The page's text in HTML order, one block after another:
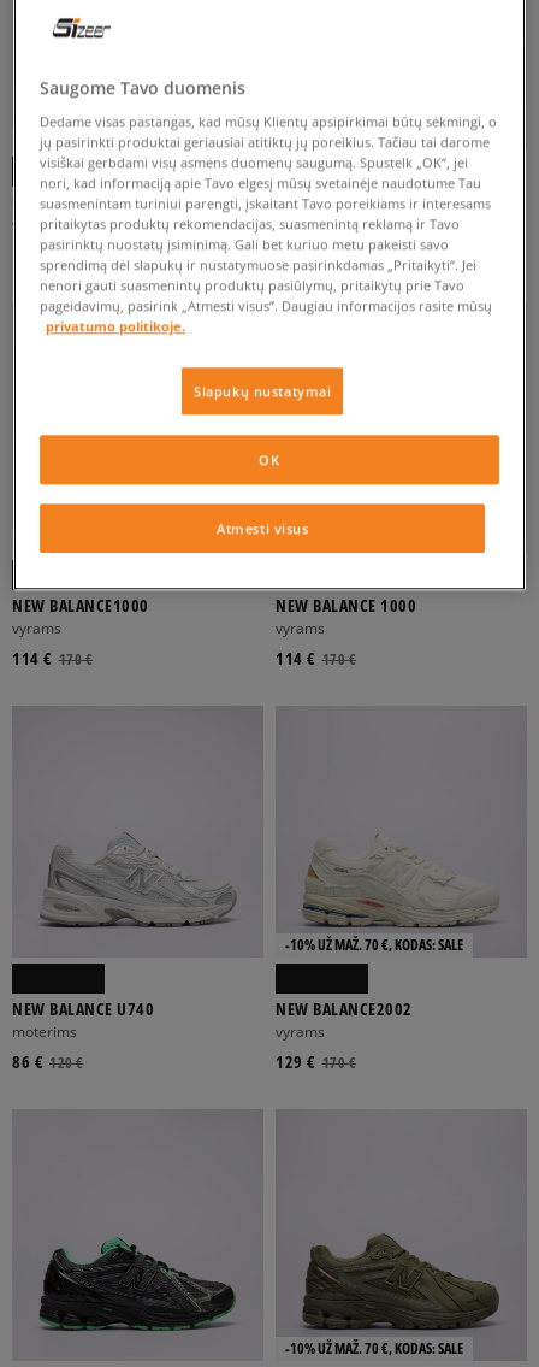
-10% UŽ MAŽ. 70 €, KODAS: SALE
NEW BALANCE1000
vyrams
170 €
139 €
NEW BALANCE 740
moterims
120 €
69 €
NEW BALANCE1000
vyrams
170 €
114 €
-10% UŽ MAŽ. 70 €, KODAS: SALE
NEW BALANCE 1000
vyrams
170 €
114 €
NEW BALANCE U740
moterims
120 €
86 €
-10% UŽ MAŽ. 70 €, KODAS: SALE
NEW BALANCE2002
vyrams
170 €
129 €
-10% UŽ MAŽ. 70 €, KODAS: SALE
Saugome Tavo duomenis
Dedame visas pastangas, kad mūsų Klientų apsipirkimai būtų sėkmingi, o
jų pasirinkti produktai geriausiai atitiktų jų poreikius. Tačiau tai darome
visiškai gerbdami visų asmens duomenų saugumą. Spustelk „OK“, jei
nori, kad informaciją apie Tavo elgesį mūsų svetainėje naudotume Tau
suasmenintam turiniui parengti, įskaitant Tavo poreikiams ir interesams
pritaikytas produktų rekomendacijas, suasmenintą reklamą ir Tavo
pasirinktų nuostatų įsiminimą. Gali bet kuriuo metu pakeisti savo
sprendimą dėl slapukų ir nustatymuose pasirinkdamas „Pritaikyti“. Jei
nenori gauti suasmenintų produktų pasiūlymų, pritaikytų prie Tavo
pageidavimų, pasirink „Atmesti visus”. Daugiau informacijos rasite mūsų
privatumo politikoje.
Slapukų nustatymai
Atmesti visus
OK